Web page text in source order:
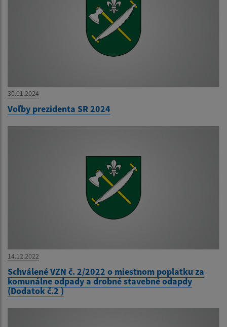
30.01.2024
Voľby prezidenta SR 2024
14.12.2022
Schválené VZN č. 2/2022 o miestnom poplatku za
komunálne odpady a drobné stavebné odapdy
(Dodatok č.2 )